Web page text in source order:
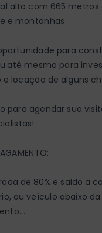
alto com 665
e montanhas.
para
até mesmo para
locação de alguns
para agendar sua
de 80% e saldo a
ou veículo abaixo